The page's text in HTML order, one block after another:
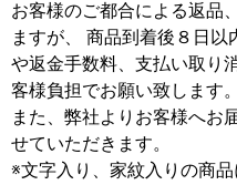
お客様のご都合による返品
ますが、
商品到着後８日以
や返金手数料、支払い取り
客様負担でお願い致します。
また、弊社よりお客様へお
せていただきます。
※文字入り、家紋入りの商